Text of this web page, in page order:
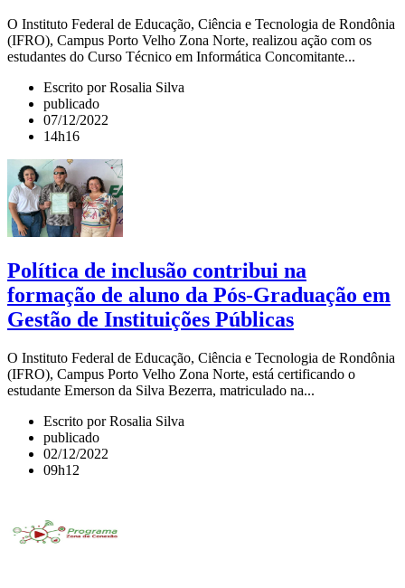
O Instituto Federal de Educação, Ciência e Tecnologia de Rondônia
(IFRO), Campus Porto Velho Zona Norte, realizou ação com os
estudantes do Curso Técnico em Informática Concomitante...
Escrito por Rosalia Silva
publicado
07/12/2022
14h16
Política de inclusão contribui na
formação de aluno da Pós-Graduação em
Gestão de Instituições Públicas
O Instituto Federal de Educação, Ciência e Tecnologia de Rondônia
(IFRO), Campus Porto Velho Zona Norte, está certificando o
estudante Emerson da Silva Bezerra, matriculado na...
Escrito por Rosalia Silva
publicado
02/12/2022
09h12